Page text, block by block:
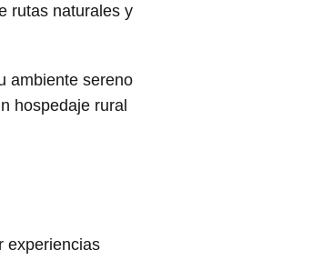
rutas naturales y
ambiente sereno
hospedaje rural
experiencias